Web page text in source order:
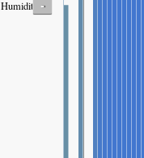
Humidity -